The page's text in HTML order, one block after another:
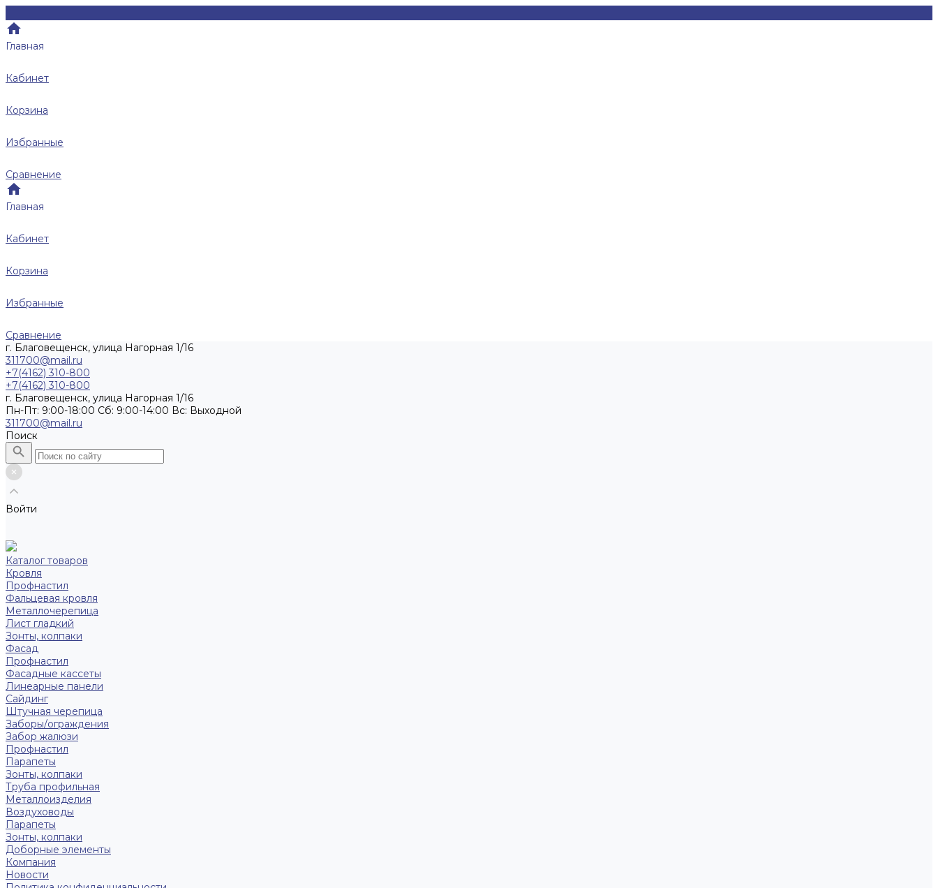
Главная
Кабинет
Корзина
Избранные
Сравнение
Главная
Кабинет
Корзина
Избранные
Сравнение
г. Благовещенск, улица Нагорная 1/16
311700@mail.ru
+7(4162) 310-800
+7(4162) 310-800
г. Благовещенск, улица Нагорная 1/16
Пн-Пт: 9:00-18:00 Cб: 9:00-14:00 Вс: Выходной
311700@mail.ru
Поиск
Войти
Каталог товаров
Кровля
Профнастил
Фальцевая кровля
Металлочерепица
Лист гладкий
Зонты, колпаки
Фасад
Профнастил
Фасадные кассеты
Линеарные панели
Сайдинг
Штучная черепица
Заборы/ограждения
Забор жалюзи
Профнастил
Парапеты
Зонты, колпаки
Труба профильная
Металлоизделия
Воздуховоды
Парапеты
Зонты, колпаки
Доборные элементы
Компания
Новости